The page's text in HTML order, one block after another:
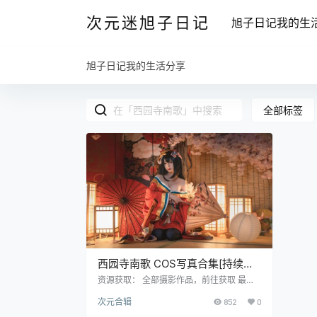
次元迷旭子日记 旭子日记我的生
旭子日记我的生活分享
全部标签
西园寺南歌 COS写真合集[持续更
新]
资源获取： 全部摄影作品，前往获取 最新
如，首先西园寺是个啥东东我也许是一问三
次元合辑 852 0